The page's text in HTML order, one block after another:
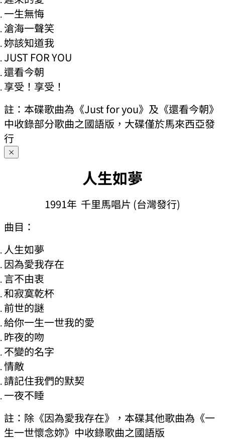
一生無悔
滄海一聲笑
妳該知道我
JUST FOR YOU
還看今朝
享受！享受！
註：本碟歌曲為《Just for you》及《還看今朝》
中收錄部分歌曲之國語版，大碟僅於馬來西亞發
行
×
人生如夢
1991年 千里馬唱片 (台灣發行)
曲目：
人生如夢
因為愛我存在
言不由衷
和寂寞乾杯
前世的謎
給你一生一世我的愛
昨夜的吻
不變的名字
情敵
請記住我們的默契
一夜不睡
註：除《因為愛我存在》，本碟其他歌曲為《一
生一世懷念妳》中收錄歌曲之國語版